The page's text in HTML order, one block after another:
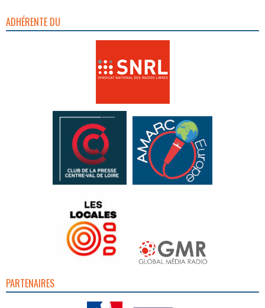
ADHÉRENTE DU
PARTENAIRES